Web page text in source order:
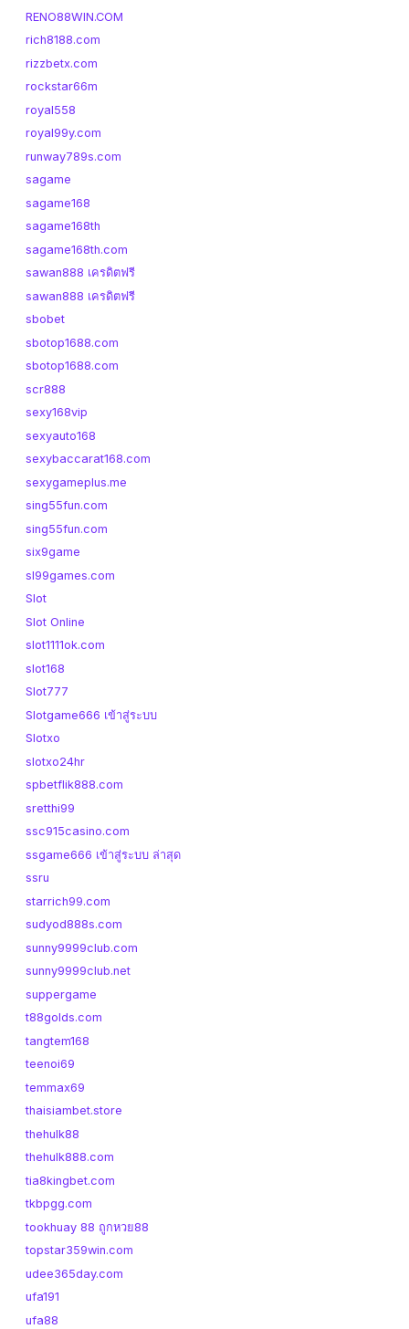
RENO88WIN.COM
rich8188.com
rizzbetx.com
rockstar66m
royal558
royal99y.com
runway789s.com
sagame
sagame168
sagame168th
sagame168th.com
sawan888 เครดิตฟรี
sawan888 เครดิตฟรี
sbobet
sbotop1688.com
sbotop1688.com
scr888
sexy168vip
sexyauto168
sexybaccarat168.com
sexygameplus.me
sing55fun.com
sing55fun.com
six9game
sl99games.com
Slot
Slot Online
slot1111ok.com
slot168
Slot777
Slotgame666 เข้าสู่ระบบ
Slotxo
slotxo24hr
spbetflik888.com
sretthi99
ssc915casino.com
ssgame666 เข้าสู่ระบบ ล่าสุด
ssru
starrich99.com
sudyod888s.com
sunny9999club.com
sunny9999club.net
suppergame
t88golds.com
tangtem168
teenoi69
temmax69
thaisiambet.store
thehulk88
thehulk888.com
tia8kingbet.com
tkbpgg.com
tookhuay 88 ถูกหวย88
topstar359win.com
udee365day.com
ufa191
ufa88